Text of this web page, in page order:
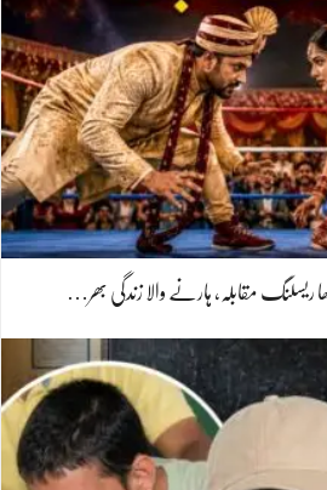
ریسلنگ مقابلہ، ہارنے والا زندگی بھر…